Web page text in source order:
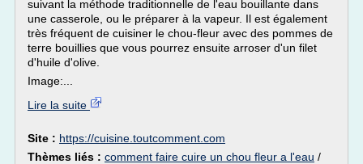
suivant la méthode traditionnelle de l'eau bouillante dans
une casserole, ou le préparer à la vapeur. Il est également
très fréquent de cuisiner le chou-fleur avec des pommes de
terre bouillies que vous pourrez ensuite arroser d'un filet
d'huile d'olive.
Image:...
Lire la suite
Site : https://cuisine.toutcomment.com
Thèmes liés : comment faire cuire un chou fleur a l'eau /